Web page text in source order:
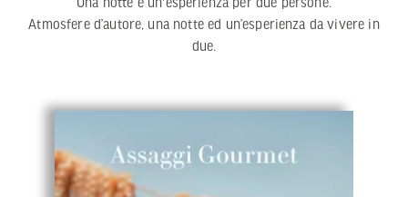
Atmosfere d’autore, una notte ed un’esperienza da vivere in
due.